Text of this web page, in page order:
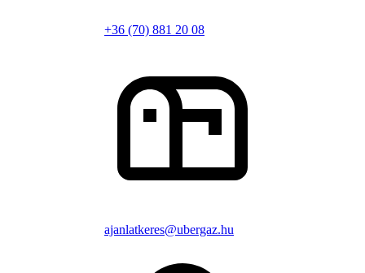
+36 (70) 881 20 08
ajanlatkeres@ubergaz.hu